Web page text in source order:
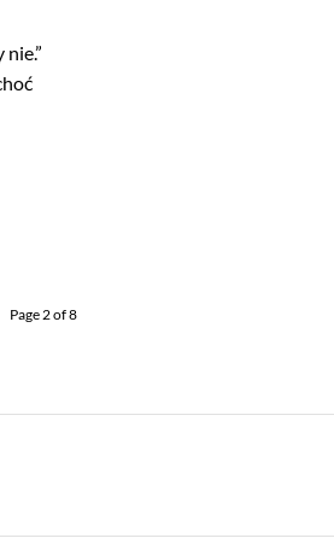
Page 2 of 8